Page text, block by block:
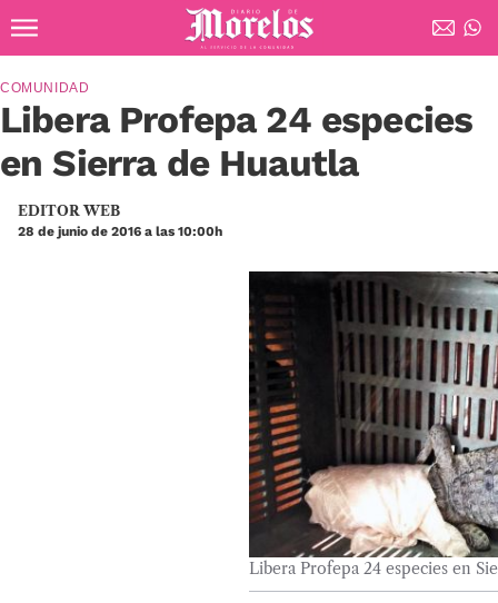
Diario de Morelos
Libera Profepa 24 especies
en Sierra de Huautla
COMUNIDAD
EDITOR WEB
28 de junio de 2016 a las 10:00h
Libera Profepa 24 especies en